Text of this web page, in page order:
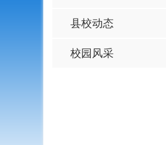
县校动态
校园风采